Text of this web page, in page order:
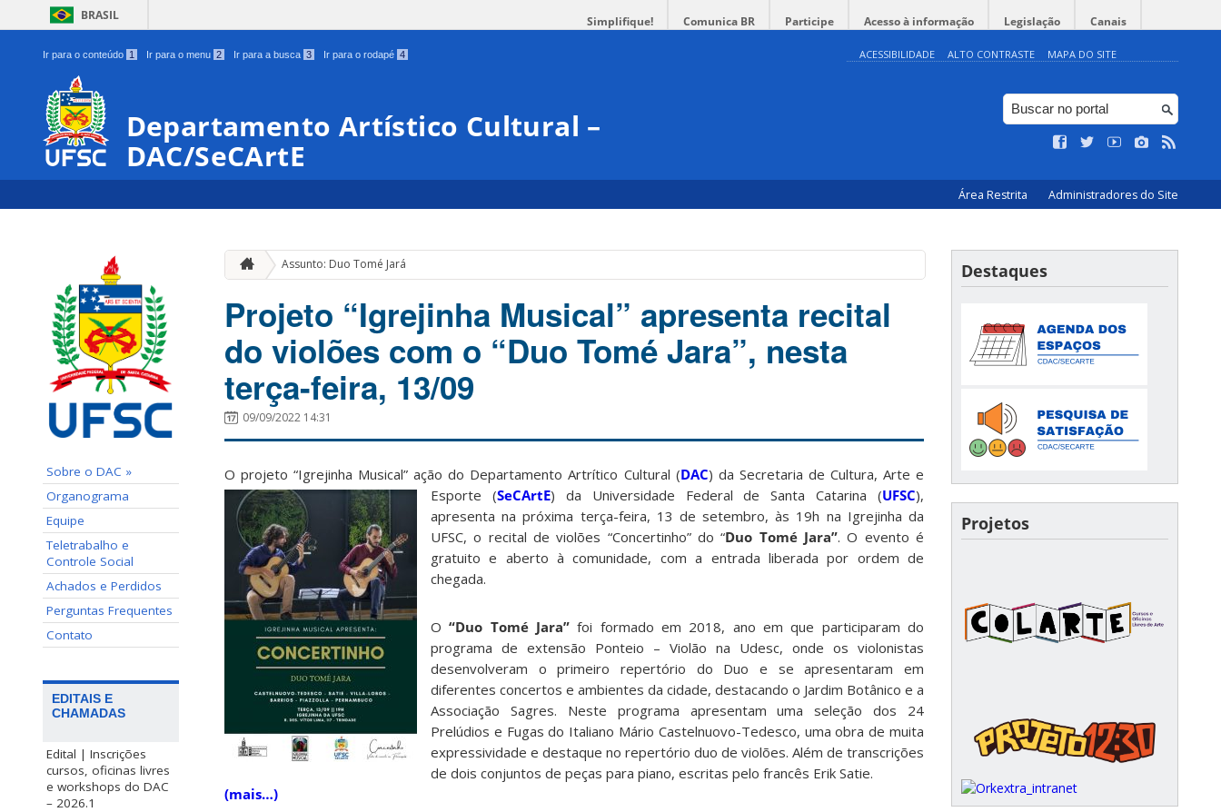
BRASIL Simplifique! Comunica BR Participe Acesso à informação Legislação Canais
Ir para o conteúdo 1 Ir para o menu 2 Ir para a busca 3 Ir para o rodapé 4 ACESSIBILIDADE ALTO CONTRASTE MAPA DO SITE
Departamento Artístico Cultural –
DAC/SeCArtE
Área Restrita Administradores do Site
Sobre o DAC »
Organograma
Equipe
Teletrabalho e
Controle Social
Achados e Perdidos
Perguntas Frequentes
Contato
EDITAIS E
CHAMADAS
Edital | Inscrições
cursos, oficinas livres
e workshops do DAC
– 2026.1
Assunto: Duo Tomé Jará
Projeto “Igrejinha Musical” apresenta recital
do violões com o “Duo Tomé Jara”, nesta
terça-feira, 13/09
09/09/2022 14:31
O projeto “Igrejinha Musical” ação do Departamento Artrítico Cultural (DAC) da Secretaria de Cultura, Arte e
Esporte (SeCArtE) da Universidade Federalde Santa Catarina (UFSC),
apresenta na próxima terça-feira, 13 de setembro, às 19h na Igrejinha da
UFSC, o recital de violões “Concertinho” do “Duo Tomé Jara”. O evento é
gratuito e aberto à comunidade, com a entrada liberada por ordem de
chegada.
O“Duo Tomé Jara” foi formado em 2018, ano em que participaram do
programa de extensão Ponteio – Violão na Udesc, onde os violonistas
desenvolveram o primeiro repertório do Duo e se apresentaram em
diferentes concertos e ambientes da cidade, destacando o Jardim Botânico e a
Associação Sagres. Neste programa apresentam uma seleção dos 24
Prelúdios e Fugas do Italiano Mário Castelnuovo-Tedesco, uma obra de muita
expressividade e destaque no repertório duo de violões. Além de transcrições
de dois conjuntos de peças para piano, escritas pelo francês Erik Satie.
(mais…)
Destaques
Projetos